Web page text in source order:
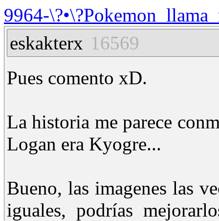
9964-
eskakterx 16569
Pues comento xD.
La historia me parece
Logan era Kyogre...
Bueno, las imagenes las
iguales, podrías